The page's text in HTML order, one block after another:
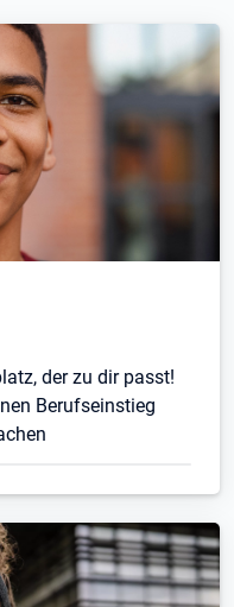
der zu dir passt!
Berufseinstieg